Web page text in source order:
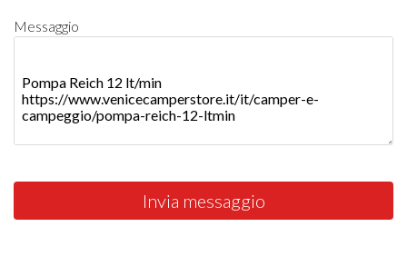
Messaggio
Invia messaggio